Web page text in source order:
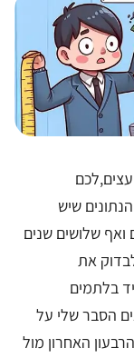
שיש
שלושים שנים
את
הסבר שלי על
האחרון מול